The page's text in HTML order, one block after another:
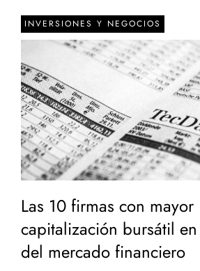
INVERSIONES Y NEGOCIOS
Las 10 firmas con mayor
capitalización bursátil
del mercado financiero